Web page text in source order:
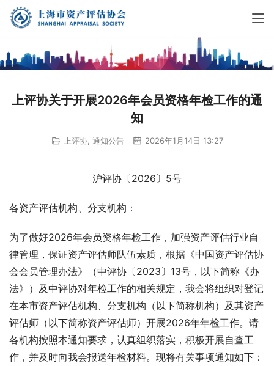
上评协关于开展2026年会员资格年检工作的通
知
上评协, 通知公告 2026年1月14日 13:27
沪评协〔2026〕5号
各资产评估机构、分支机构：
为了做好2026年会员资格年检工作，加强资产评估行业自
律管理，保证资产评估师队伍素质，根据《中国资产评估协
会会员管理办法》（中评协〔2023〕13号，以下简称《办
法》）及中评协对年检工作的相关规定，我会将组织对登记
在本市资产评估机构、分支机构（以下简称机构）及其资产
评估师（以下简称资产评估师）开展2026年年检工作。请
各机构按照本通知要求，认真组织落实，积极开展自查工
作，并及时向我会报送年检材料。现将有关事项通知如下：